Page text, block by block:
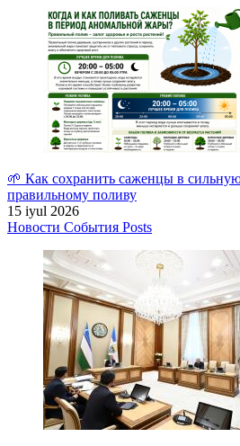
🌱 Как сохранить саженцы в
правильному поливу
15 iyul 2026
Новости События Posts